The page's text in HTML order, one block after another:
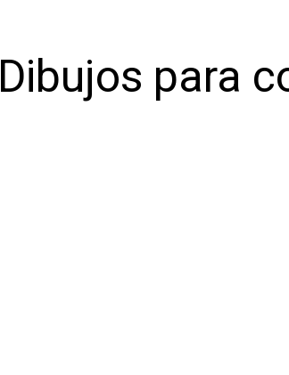
Dibujos para